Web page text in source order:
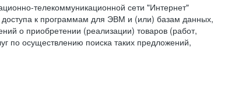
телекоммуникационной сети "Интернет"
доступа к программам для ЭВМ и (или) базам данных,
о приобретении (реализации) товаров (работ,
по осуществлению поиска таких предложений,